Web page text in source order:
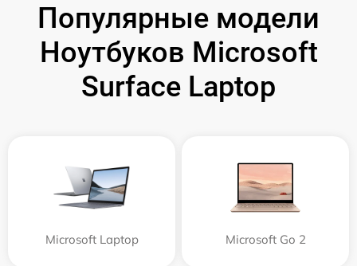
Популярные модели
Ноутбуков Microsoft
Surface Laptop
Microsoft Laptop Microsoft Go 2